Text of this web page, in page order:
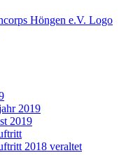
Höngen e.V. Logo
2019
2019
2018 veraltet